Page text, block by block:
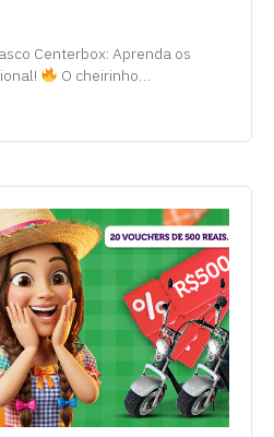
Centerbox: Aprenda os
O cheirinho…